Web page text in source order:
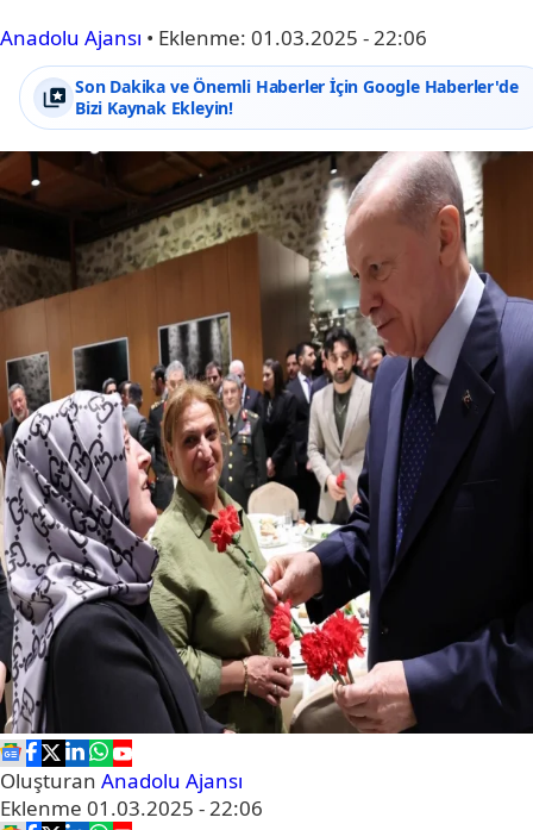
Anadolu Ajansı • Eklenme: 01.03.2025 - 22:06
Son Dakika ve Önemli Haberler İçin Google Haberler'de
Bizi Kaynak Ekleyin!
Oluşturan Anadolu Ajansı
Eklenme 01.03.2025 - 22:06